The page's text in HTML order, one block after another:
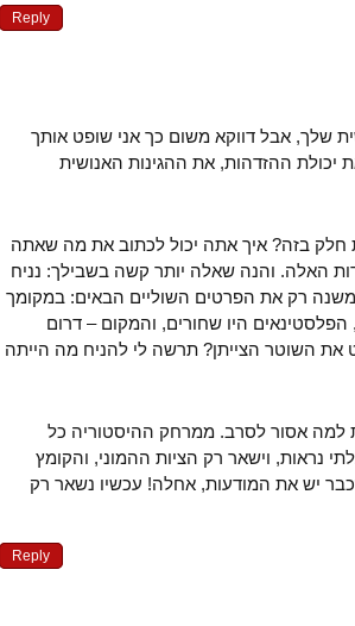
Reply
שלך, אבל דווקא משום כך אני שופט אותך
יכולת ההזדהות, את ההגינות האנושית
בזה? איך אתה יכול לכתוב את מה שאתה
האלה. והנה שאלה יותר קשה בשבילך: נניח
רק את הפרטים השוליים הבאים: במקומך
היו שחורים, והמקום – דרום
אתה שופט את השוטר הצייתן? תרשה לי להניח מה הייתה
למה אסור לסרב. ממרחק ההיסטוריה כל
נראות, וישאר רק הציות ההמוני, והקומץ
יש את המודעות, אחלה! עכשיו נשאר רק
Reply